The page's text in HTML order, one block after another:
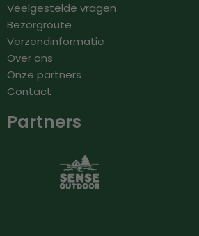
Veelgestelde vragen
Bezorgroute
Verzendinformatie
Over ons
Onze partners
Contact
Partners